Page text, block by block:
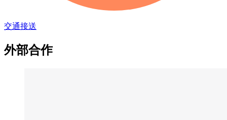
交通接送
外部合作